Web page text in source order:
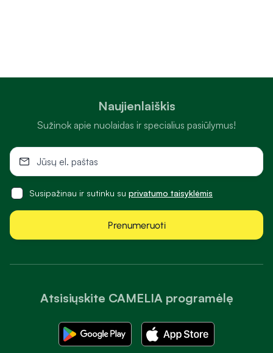
Atsisiųskite CAMELIA programėlę
Naujienlaiškis
Sužinok apie nuolaidas ir specialius pasiūlymus!
Susipažinau ir sutinku su privatumo taisyklėmis
Prenumeruoti